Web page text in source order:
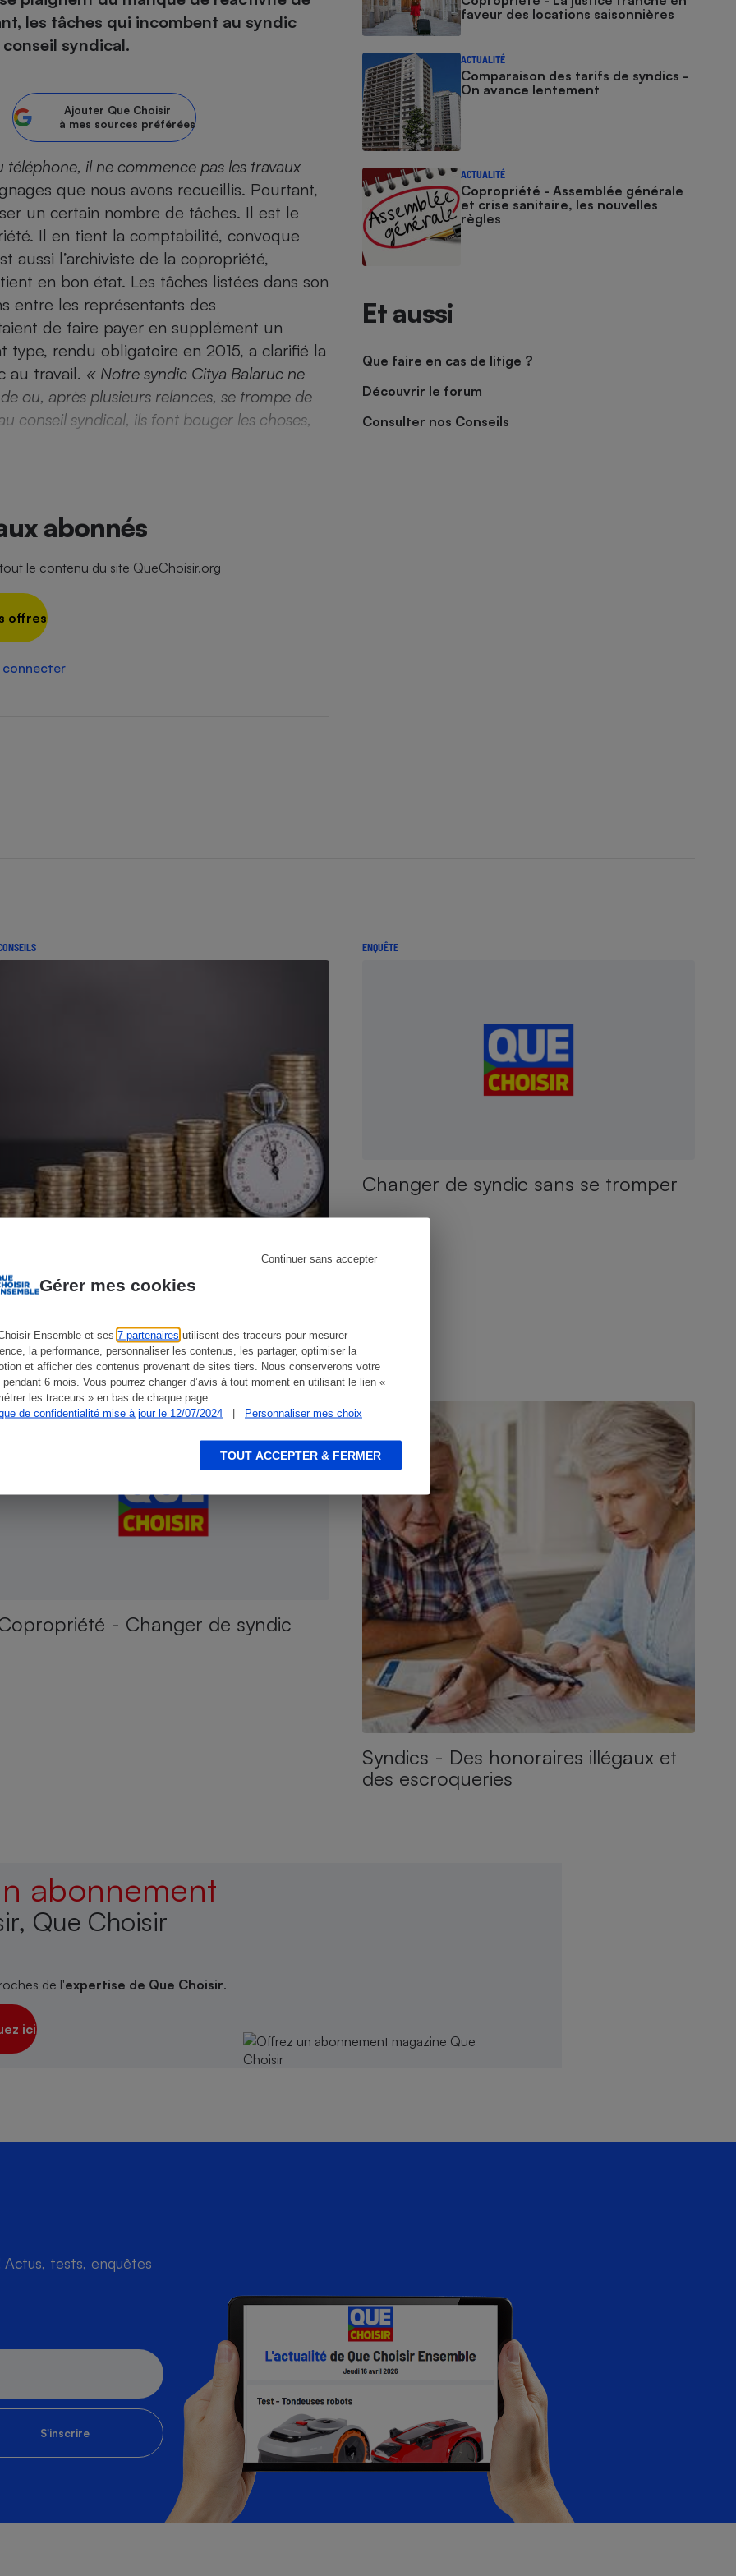
Gérer mes cookies
Ensemble et ses 7 partenaires utilisent des traceurs pour mesurer
la performance, personnaliser les contenus, les partager, optimiser la
et afficher des contenus provenant de sites tiers. Nous conserverons votre
pendant 6 mois. Vous pourrez changer d’avis à tout moment en utilisant le lien «
les traceurs » en bas de chaque page.
de confidentialité mise à jour le 12/07/2024
| Personnaliser mes choix
Continuer sans accepter
TOUT ACCEPTER & FERMER
les tâches qui incombent au syndic
syndical.
Ajouter Que Choisir
à mes sources préférées
il ne commence pas les travaux
que nous avons recueillis. Pourtant,
un certain nombre de tâches. Il est le
Il en tient la comptabilité, convoque
aussi l’archiviste de la copropriété,
en bon état. Les tâches listées dans son
entre les représentants des
de faire payer en supplément un
type, rendu obligatoire en 2015, a clarifié la
au travail. « Notre syndic Citya Balaruc ne
ou, après plusieurs relances, se trompe de
conseil syndical, ils font bouger les choses,
abonnés
le contenu du site QueChoisir.org
offres
connecter
faveur des locations saisonnières
ACTUALITÉ
Comparaison des tarifs de syndics -
On avance lentement
ACTUALITÉ
Copropriété - Assemblée générale
et crise sanitaire, les nouvelles
règles
Et aussi
Que faire en cas de litige ?
Découvrir le forum
Consulter nos Conseils
honoraires
ENQUÊTE
Changer de syndic sans se tromper
- Changer de syndic
CONSEILS
Syndics - Des honoraires illégaux et
des escroqueries
abonnement
Que Choisir
de l'expertise de Que Choisir.
ici
tests, enquêtes
S'inscrire
Circuits courts et
alimentation locale
de champagne
Banque en ligne
en ligne
sèche-linge
congélateur
mobile
Réfrigérateur
Panneaux
photovoltaïques
smartphone
multifonction
portable
nettoyeur haute
Poêle à granulés
mutuelle
des devis d’opticiens
santé
Obsèques - Pompes
funèbres
pour bébé